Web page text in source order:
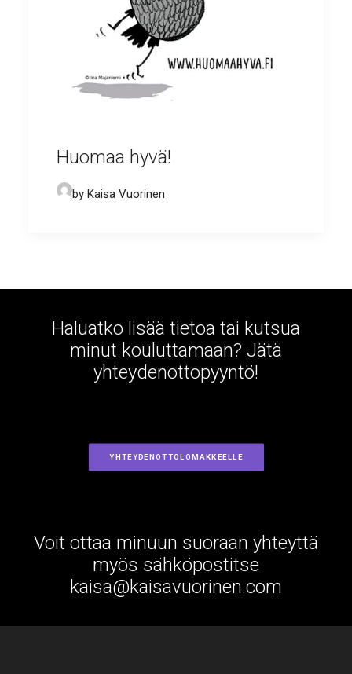
Huomaa hyvä!
by Kaisa Vuorinen
Haluatko lisää tietoa tai kutsua
minut kouluttamaan? Jätä
yhteydenottopyyntö!
YHTEYDENOTTOLOMAKKEELLE
Voit ottaa minuun suoraan yhteyttä
myös sähköpostitse
kaisa@kaisavuorinen.com